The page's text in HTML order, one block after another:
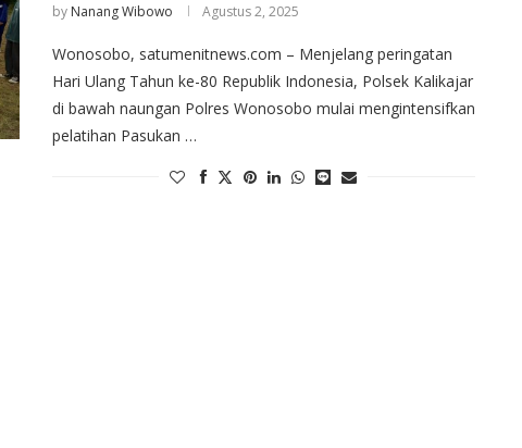
by Nanang Wibowo Agustus 2, 2025
Wonosobo, satumenitnews.com – Menjelang peringatan
Hari Ulang Tahun ke-80 Republik Indonesia, Polsek Kalikajar
di bawah naungan Polres Wonosobo mulai mengintensifkan
pelatihan Pasukan …